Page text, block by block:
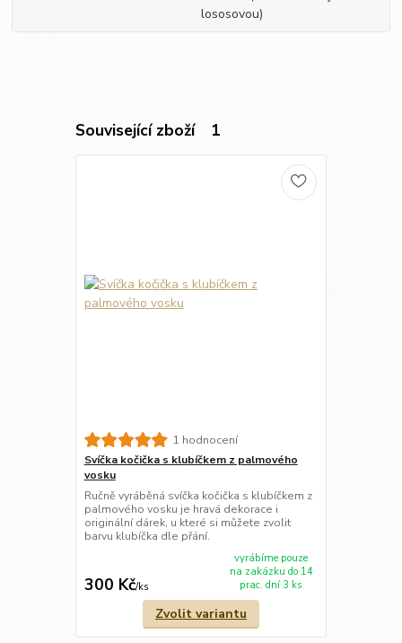
lososovou)
Související zboží 1
1 hodnocení
Svíčka kočička s klubíčkem z palmového
vosku
Ručně vyráběná svíčka kočička s klubíčkem z
palmového vosku je hravá dekorace i
originální dárek, u které si můžete zvolit
barvu klubíčka dle přání.
300 Kč/ks
vyrábíme pouze
na zakázku do 14
prac. dní 3 ks
Zvolit variantu